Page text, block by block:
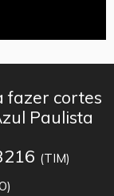
fazer cortes
Paulista
(TIM)